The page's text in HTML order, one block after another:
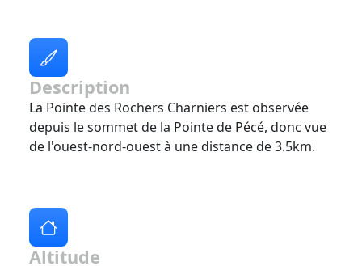
Description
La Pointe des Rochers Charniers est observée
depuis le sommet de la Pointe de Pécé, donc vue
de l'ouest-nord-ouest à une distance de 3.5km.
Altitude